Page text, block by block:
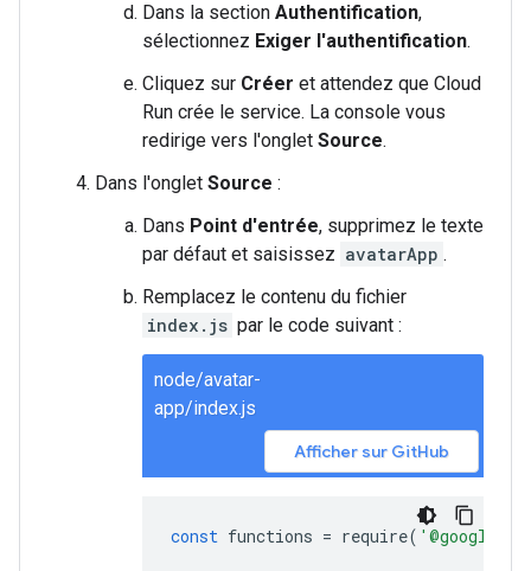
Dans la section Authentification,
sélectionnez Exiger l'authentification.
Cliquez sur Créer et attendez que Cloud
Run crée le service. La console vous
redirige vers l'onglet Source.
Dans l'onglet Source :
Dans Point d'entrée, supprimez le texte
par défaut et saisissez avatarApp .
Remplacez le contenu du fichier
index.js par le code suivant :
node/avatar-
app/index.js
Afficher sur GitHub
const functions = require( '@google-